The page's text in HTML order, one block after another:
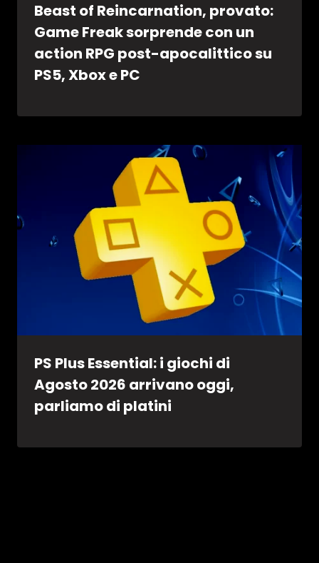
Beast of Reincarnation, provato:
Game Freak sorprende con un
action RPG post-apocalittico su
PS5, Xbox e PC
PS Plus Essential: i giochi di
Agosto 2026 arrivano oggi,
parliamo di platini